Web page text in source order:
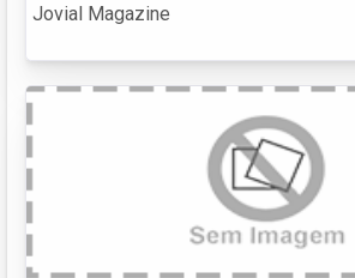
Jovial Magazine